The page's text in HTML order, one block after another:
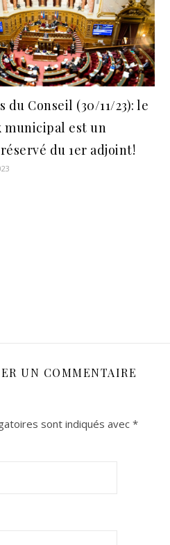
du Conseil (30/11/23): le
municipal est un
du 1er adjoint!
UN COMMENTAIRE
sont indiqués avec*